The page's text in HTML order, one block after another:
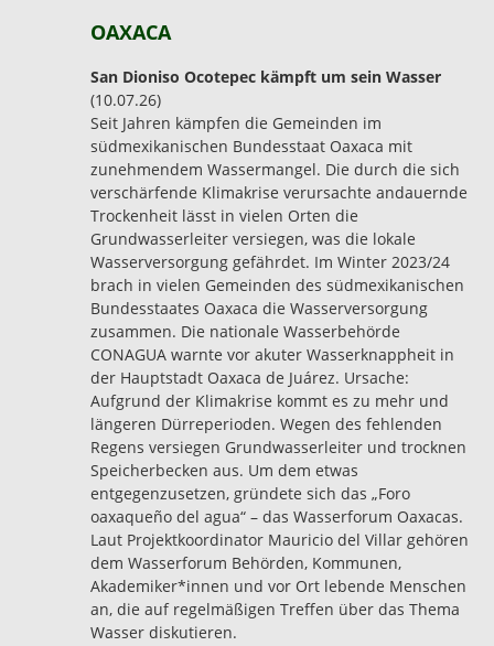
OAXACA
San Dioniso Ocotepec kämpft um sein Wasser
(10.07.26)
Seit Jahren kämpfen die Gemeinden im
südmexikanischen Bundesstaat Oaxaca mit
zunehmendem Wassermangel. Die durch die sich
verschärfende Klimakrise verursachte andauernde
Trockenheit lässt in vielen Orten die
Grundwasserleiter versiegen, was die lokale
Wasserversorgung gefährdet. Im Winter 2023/24
brach in vielen Gemeinden des südmexikanischen
Bundesstaates Oaxaca die Wasserversorgung
zusammen. Die nationale Wasserbehörde
CONAGUA warnte vor akuter Wasserknappheit in
der Hauptstadt Oaxaca de Juárez. Ursache:
Aufgrund der Klimakrise kommt es zu mehr und
längeren Dürreperioden. Wegen des fehlenden
Regens versiegen Grundwasserleiter und trocknen
Speicherbecken aus. Um dem etwas
entgegenzusetzen, gründete sich das „Foro
oaxaqueño del agua“ – das Wasserforum Oaxacas.
Laut Projektkoordinator Mauricio del Villar gehören
dem Wasserforum Behörden, Kommunen,
Akademiker*innen und vor Ort lebende Menschen
an, die auf regelmäßigen Treffen über das Thema
Wasser diskutieren.